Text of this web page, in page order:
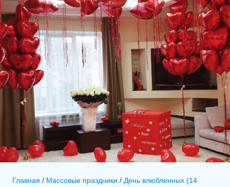
Главная / Массовые праздники / День влюбленных (14